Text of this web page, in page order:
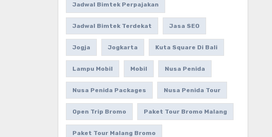
Jadwal Bimtek Perpajakan
Jadwal Bimtek Terdekat Jasa SEO
Jogja Jogkarta Kuta Square Di Bali
Lampu Mobil Mobil Nusa Penida
Nusa Penida Packages Nusa Penida Tour
Open Trip Bromo Paket Tour Bromo Malang
Paket Tour Malang Bromo